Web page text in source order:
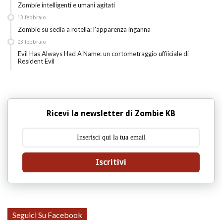
Zombie intelligenti e umani agitati
Zombie su sedia a rotella: l'apparenza inganna
13 febbraio
Evil Has Always Had A Name: un cortometraggio uffiiciale di
Resident Evil
03 febbraio
Ricevi la newsletter di Zombie KB
Iscritivi
Seguici Su Facebook